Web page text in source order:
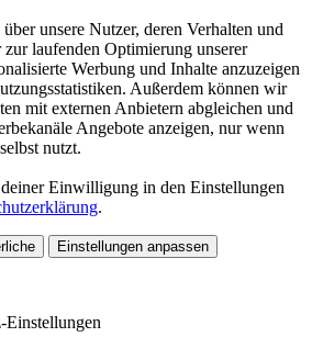
unsere Nutzer, deren Verhalten und
laufenden Optimierung unserer
Werbung und Inhalte anzuzeigen
Außerdem können wir
mit externen Anbietern abgleichen und
Angebote anzeigen, nur wenn
nutzt.
Einwilligung in den Einstellungen
.
Einstellungen anpassen
Einstellungen